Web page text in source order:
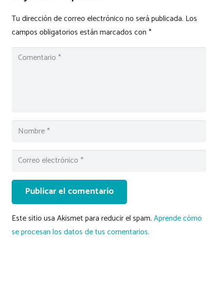
Tu dirección de correo electrónico no será publicada. Los
campos obligatorios están marcados con*
Publicar el comentario
Este sitio usa Akismet para reducir el spam.Aprende cómo
se procesan los datos de tus comentarios.